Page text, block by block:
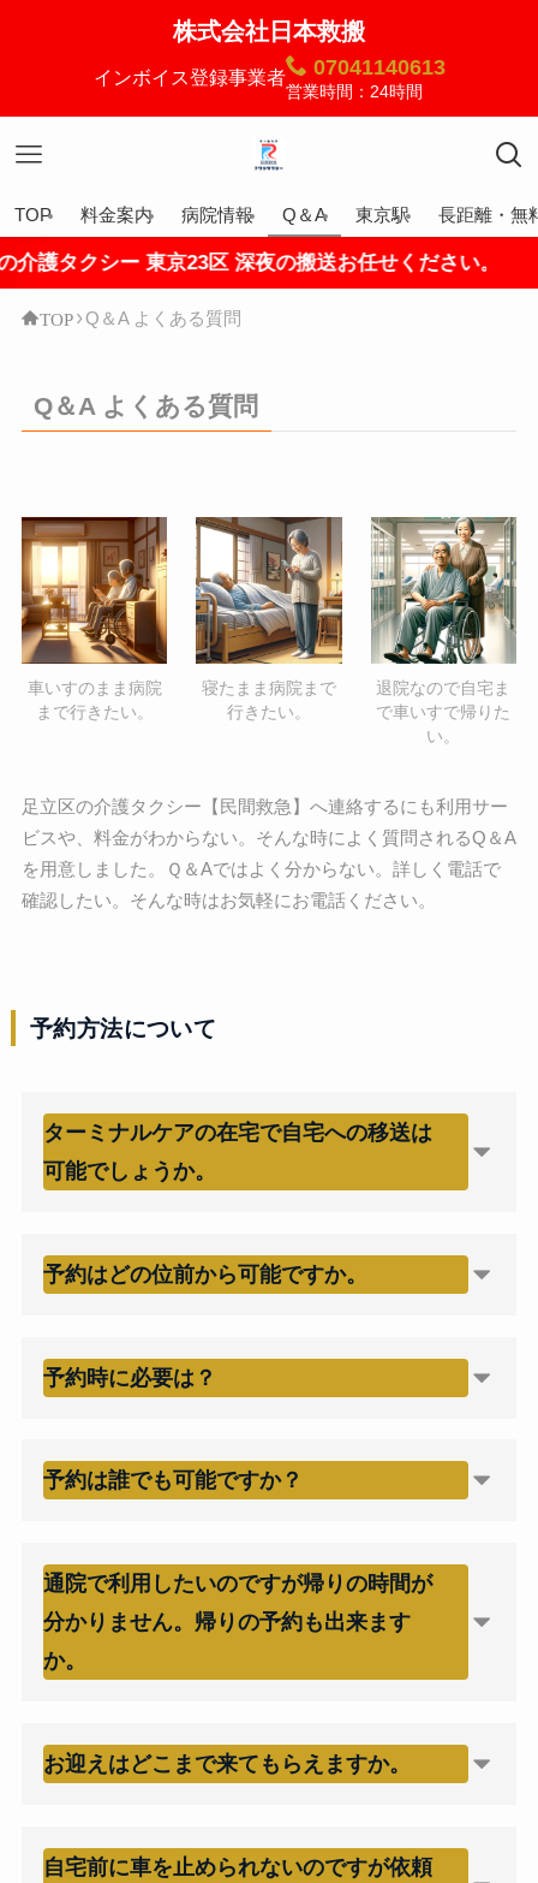
株式会社日本救搬
インボイス登録事業者 07041140613
営業時間：24時間
TOP 料金案内 病院情報 Q＆A 東京駅 長距離・無
タクシー 東京23区 深夜の搬送お任せください。
TOP Q＆A よくある質問
Q＆A よくある質問
車いすのまま病院
まで行きたい。
寝たまま病院まで
行きたい。
退院なので自宅ま
で車いすで帰りた
い。
足立区の介護タクシー【民間救急】へ連絡するにも利用サー
ビスや、料金がわからない。そんな時によく質問されるQ＆A
を用意しました。Ｑ＆Aではよく分からない。詳しく電話で
確認したい。そんな時はお気軽にお電話ください。
予約方法について
ターミナルケアの在宅で自宅への移送は
可能でしょうか。
予約はどの位前から可能ですか。
予約時に必要は？
予約は誰でも可能ですか？
通院で利用したいのですが帰りの時間が
分かりません。帰りの予約も出来ます
か。
お迎えはどこまで来てもらえますか。
自宅前に車を止められないのですが依頼